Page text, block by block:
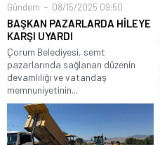
Gündem 08/15/2025 09:50
BAŞKAN PAZARLARDA HİLEYE
KARŞI UYARDI
Çorum Belediyesi, semt
pazarlarında sağlanan düzenin
devamlılığı ve vatandaş
memnuniyetinin...